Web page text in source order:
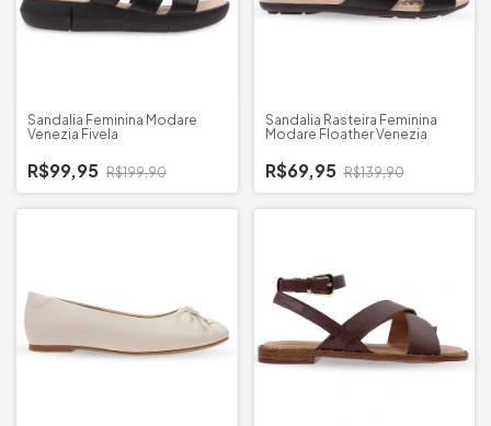
Sandalia Feminina Modare
Venezia Fivela
R$99,95 R$199,90
Sandalia Rasteira Feminina
Modare Floather Venezia
R$69,95 R$139,90